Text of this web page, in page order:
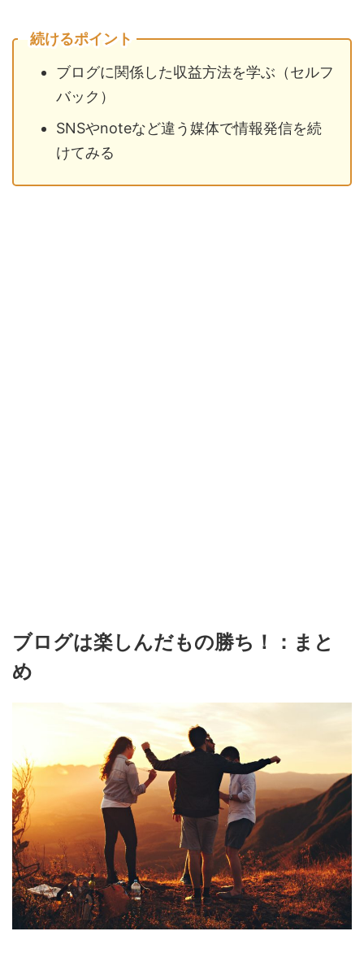
続けるポイント
ブログに関係した収益方法を学ぶ（セルフ
バック）
SNSやnoteなど違う媒体で情報発信を続
けてみる
ブログは楽しんだもの勝ち！：まと
め